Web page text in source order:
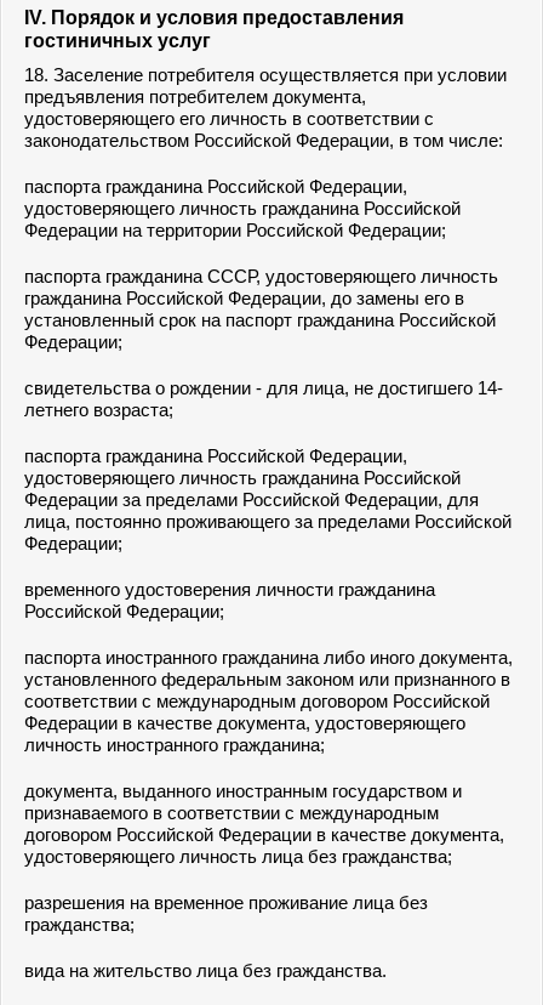
IV. Порядок и условия предоставления
гостиничных услуг
18. Заселение потребителя осуществляется при условии
предъявления потребителем документа,
удостоверяющего его личность в соответствии с
законодательством Российской Федерации, в том числе:
паспорта гражданина Российской Федерации,
удостоверяющего личность гражданина Российской
Федерации на территории Российской Федерации;
паспорта гражданина СССР, удостоверяющего личность
гражданина Российской Федерации, до замены его в
установленный срок на паспорт гражданина Российской
Федерации;
свидетельства о рождении - для лица, не достигшего 14-
летнего возраста;
паспорта гражданина Российской Федерации,
удостоверяющего личность гражданина Российской
Федерации за пределами Российской Федерации, для
лица, постоянно проживающего за пределами Российской
Федерации;
временного удостоверения личности гражданина
Российской Федерации;
паспорта иностранного гражданина либо иного документа,
установленного федеральным законом или признанного в
соответствии с международным договором Российской
Федерации в качестве документа, удостоверяющего
личность иностранного гражданина;
документа, выданного иностранным государством и
признаваемого в соответствии с международным
договором Российской Федерации в качестве документа,
удостоверяющего личность лица без гражданства;
разрешения на временное проживание лица без
гражданства;
вида на жительство лица без гражданства.